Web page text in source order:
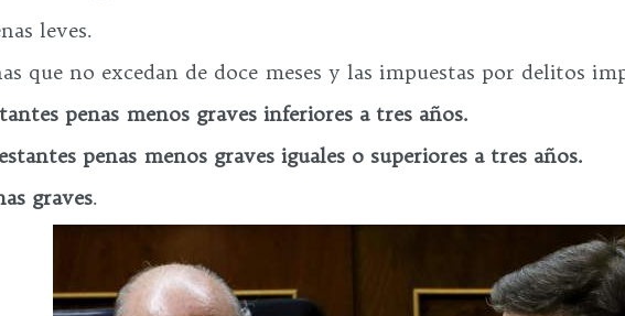
leves.
que no excedan de doce meses y las impuestas por delitos
penas menos graves inferiores a tres años.
penas menos graves iguales o superiores a tres años.
graves.